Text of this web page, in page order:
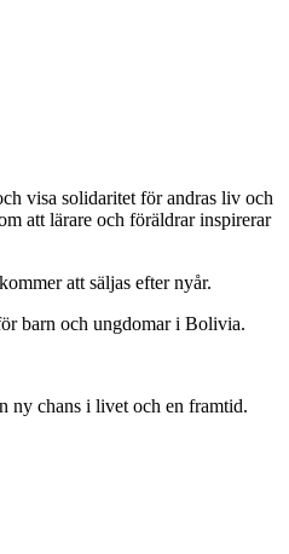
visa solidaritet för andras liv och
att lärare och föräldrar inspirerar
att säljas efter nyår.
barn och ungdomar i Bolivia.
ny chans i livet och en framtid.